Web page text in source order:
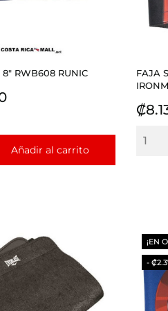
RWB608 RUNIC
Añadir al carrito
FAJA
¡EN
-